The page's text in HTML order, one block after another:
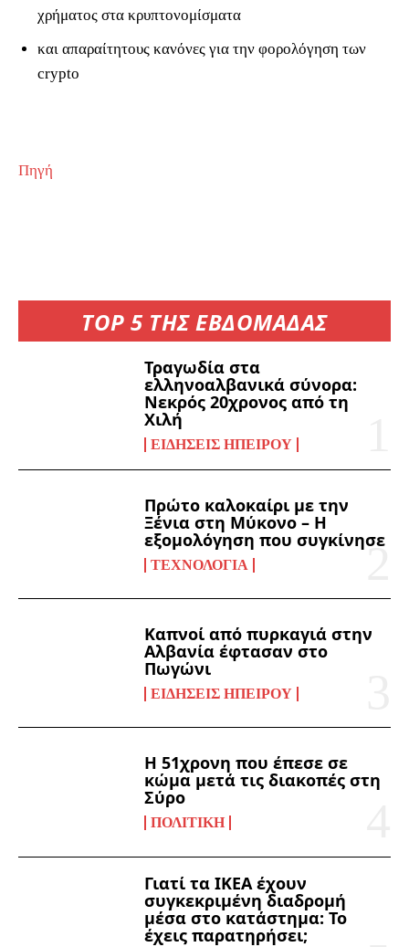
TOP 5 ΤΗΣ ΕΒΔΟΜΑΔΑΣ
Τραγωδία στα
ελληνοαλβανικά σύνορα:
Νεκρός 20χρονος από τη
Χιλή
ΕΙΔΉΣΕΙΣ ΗΠΕΊΡΟΥ
Πρώτο καλοκαίρι με την
Ξένια στη Μύκονο – Η
εξομολόγηση που συγκίνησε
ΤΕΧΝΟΛΟΓΊΑ
Καπνοί από πυρκαγιά στην
Αλβανία έφτασαν στο
Πωγώνι
ΕΙΔΉΣΕΙΣ ΗΠΕΊΡΟΥ
Η 51χρονη που έπεσε σε
κώμα μετά τις διακοπές στη
Σύρο
ΠΟΛΙΤΙΚΉ
Γιατί τα ΙΚΕΑ έχουν
συγκεκριμένη διαδρομή
μέσα στο κατάστημα: Το
έχεις παρατηρήσει;
χρήματος στα κρυπτονομίσματα
και απαραίτητους κανόνες για την φορολόγηση των
crypto
Πηγή